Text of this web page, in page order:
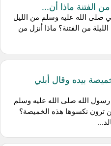
من الفتنة ماذا أن...
صلى الله عليه وسلم من الليل
الليلة من الفتنة؟ ماذا أنزل من
بيده وقال أبلي
الله صلى الله عليه وسلم
ترون نكسوها هذه الخميصة؟